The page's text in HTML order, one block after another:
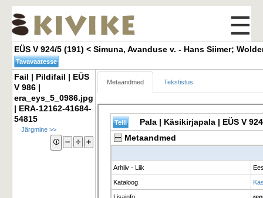
☰
EÜS V 924/5 (191) < Simuna, Avanduse v. - Hans Siimer;
Fail | Pildifail | EÜS
V 986 |
era_eys_5_0986.jpg
| ERA-12162-41684-
54815
Järgmine >>
Metaandmed Tekstistus